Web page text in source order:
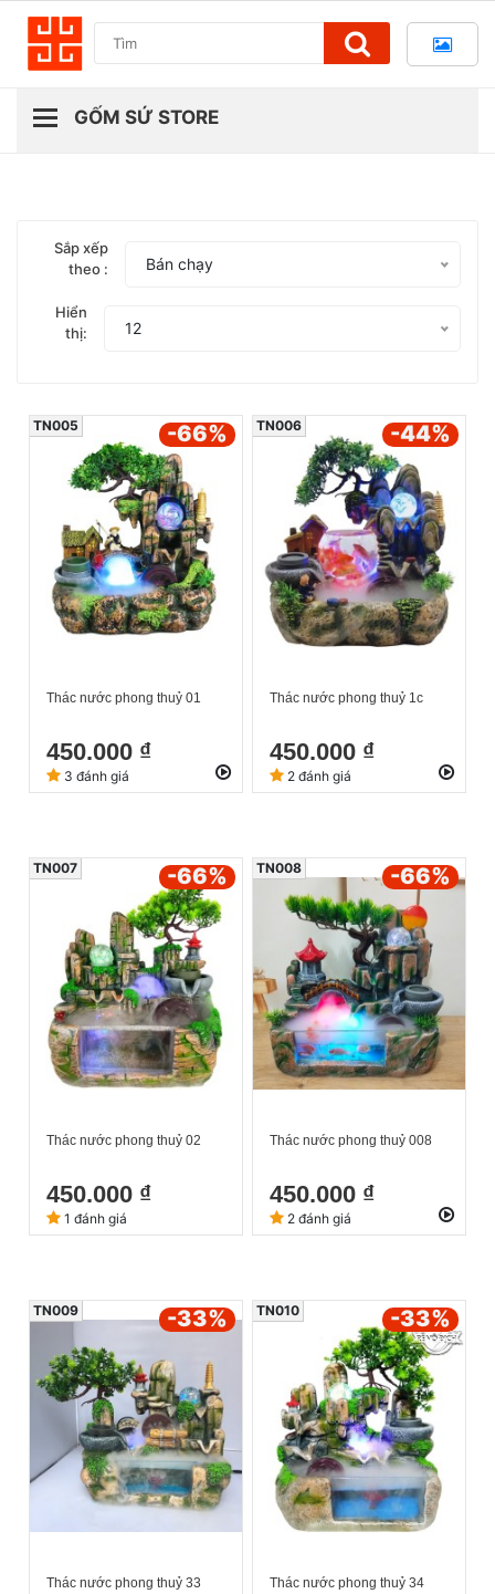
Sắp xếp
theo :
Bán chạy
Hiển
thị:
12
Thác nước phong thuỷ 01
450.000 ₫
TN005 -66%
3 đánh giá
Thác nước phong thuỷ 1c
450.000 ₫
TN006 -44%
2 đánh giá
Thác nước phong thuỷ 02
450.000 ₫
TN007 -66%
1 đánh giá
Thác nước phong thuỷ 008
450.000 ₫
TN008 -66%
2 đánh giá
Thác nước phong thuỷ 33
TN009 -33%
Thác nước phong thuỷ 34
TN010 -33%